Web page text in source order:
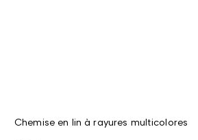
Chemise en lin à rayures multicolores